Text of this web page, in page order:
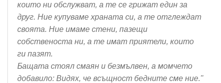
които ни обслужват, а те се грижат един за
друг. Ние купуваме храната си, а те отглеждат
своята. Ние имаме стени, пазещи
собственоста ни, а те имат приятели, които
ги пазят.
Бащата стоял смаян и безмълвен, а момчето
добавило: Видях, че всъщност бедните сме ние."